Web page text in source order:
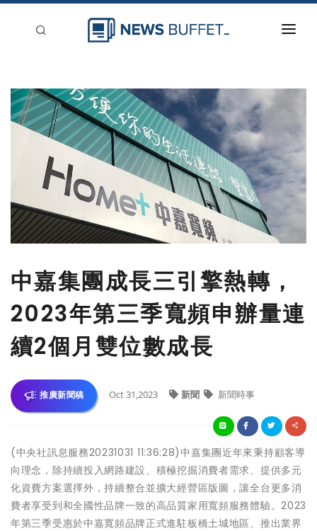
新聞稿分類
登入
中嘉集團成長三引擎熱轉，
2023年第三季寬頻申辦量連
續2個月雙位數成長
推廣新聞稿 Oct 31,2023 新聞 新聞時事
(中央社訊息服務20231031 11:36:28)中嘉集團近年來秉持顧客導
向理念，除持續投入網路建設、積極挖掘消費者需求、提供多元
化資費方案選擇外，持續整合並擴大經營區版圖，讓全台更多消
費者享受到和全國性品牌一致的高品質家用寬頻服務體驗。2023
年第三季受惠於中嘉寬頻品牌正式進駐板橋土城地區、推出業界